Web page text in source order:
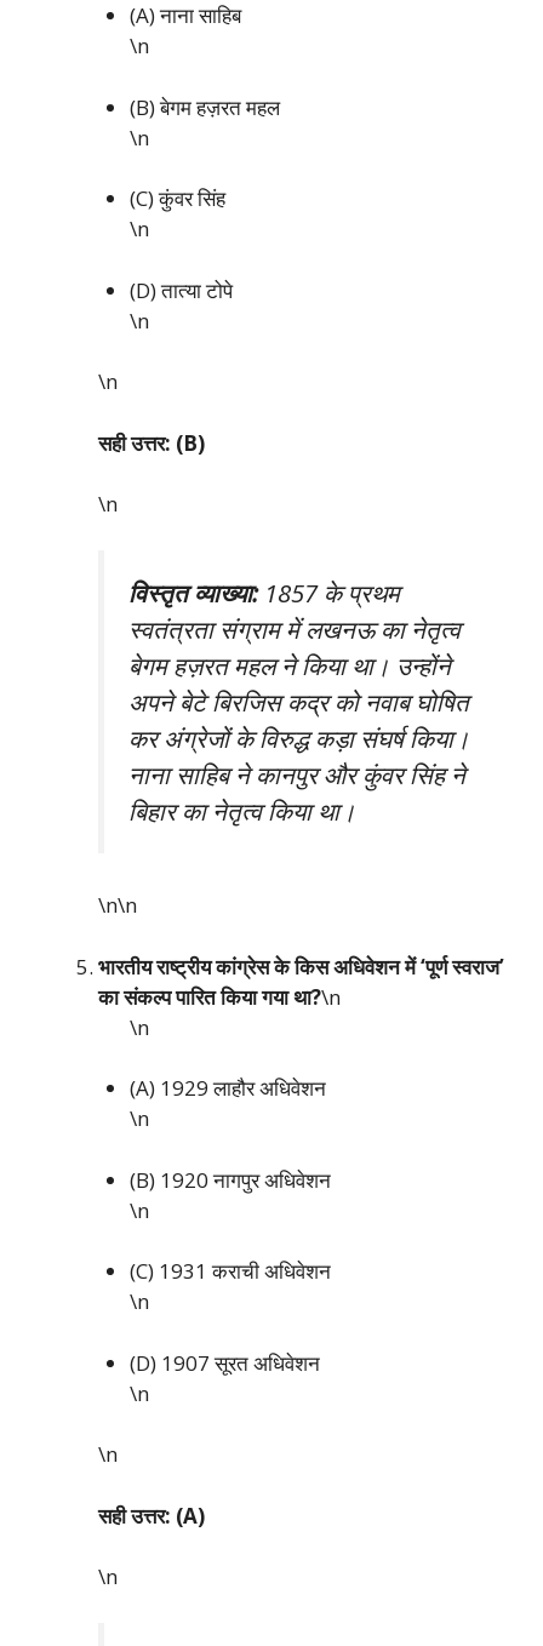
(A) नाना साहिब
\n
(B) बेगम हज़रत महल
\n
(C) कुंवर सिंह
\n
(D) तात्या टोपे
\n
\n
सही उत्तर: (B)
\n
विस्तृत व्याख्या:1857 के प्रथम
स्वतंत्रता संग्राम में लखनऊ का नेतृत्व
बेगम हज़रत महल ने किया था। उन्होंने
अपने बेटे बिरजिस कद्र को नवाब घोषित
कर अंग्रेजों के विरुद्ध कड़ा संघर्ष किया।
नाना साहिब ने कानपुर और कुंवर सिंह ने
बिहार का नेतृत्व किया था।
\n\n
भारतीय राष्ट्रीय कांग्रेस के किस अधिवेशन में ‘पूर्ण स्वराज’
का संकल्प पारित किया गया था?\n
\n
(A) 1929 लाहौर अधिवेशन
\n
(B) 1920 नागपुर अधिवेशन
\n
(C) 1931 कराची अधिवेशन
\n
(D) 1907 सूरत अधिवेशन
\n
\n
सही उत्तर: (A)
\n